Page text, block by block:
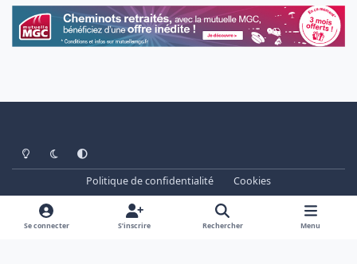
Light ModeDark ModeSystem Preference
Politique de confidentialité
Cookies
www.cheminots.net - Forum Libre depuis 2003
Powered by
Invision Community
Se connecter S’inscrire Rechercher Menu